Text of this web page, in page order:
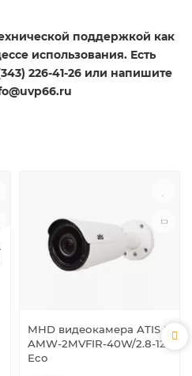
поддержкой как
использования. Есть
226-41-26 или напишите
MHD видеокамера ATIS L
AMW-2MVFIR-40W/2.8-12
Eco